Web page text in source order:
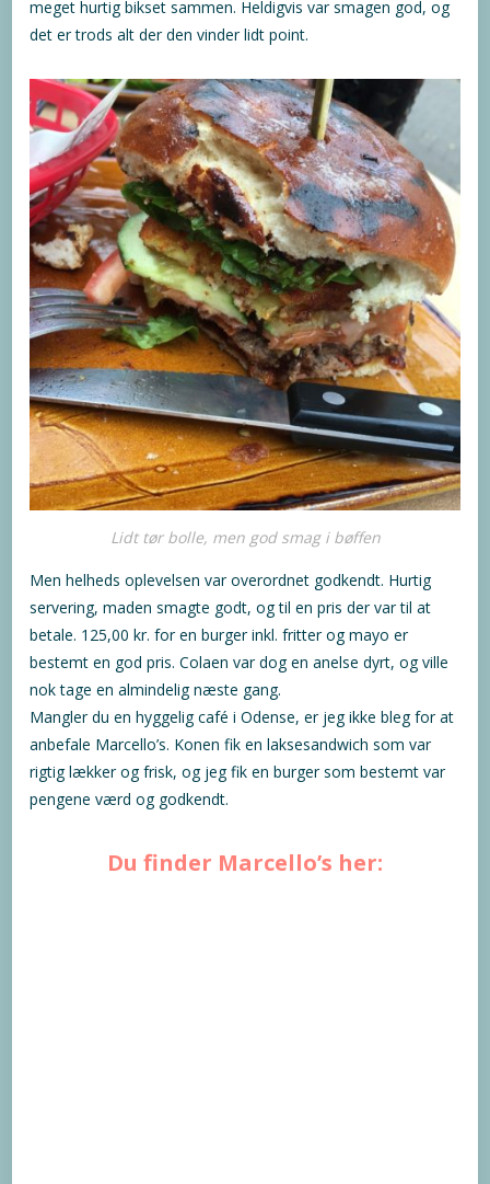
meget hurtig bikset sammen. Heldigvis var smagen god, og
det er trods alt der den vinder lidt point.
Lidt tør bolle, men god smag i bøffen
Men helheds oplevelsen var overordnet godkendt. Hurtig
servering, maden smagte godt, og til en pris der var til at
betale. 125,00 kr. for en burger inkl. fritter og mayo er
bestemt en god pris. Colaen var dog en anelse dyrt, og ville
nok tage en almindelig næste gang.
Mangler du en hyggelig café i Odense, er jeg ikke bleg for at
anbefale Marcello’s. Konen fik en laksesandwich som var
rigtig lækker og frisk, og jeg fik en burger som bestemt var
pengene værd og godkendt.
Du finder Marcello’s her: